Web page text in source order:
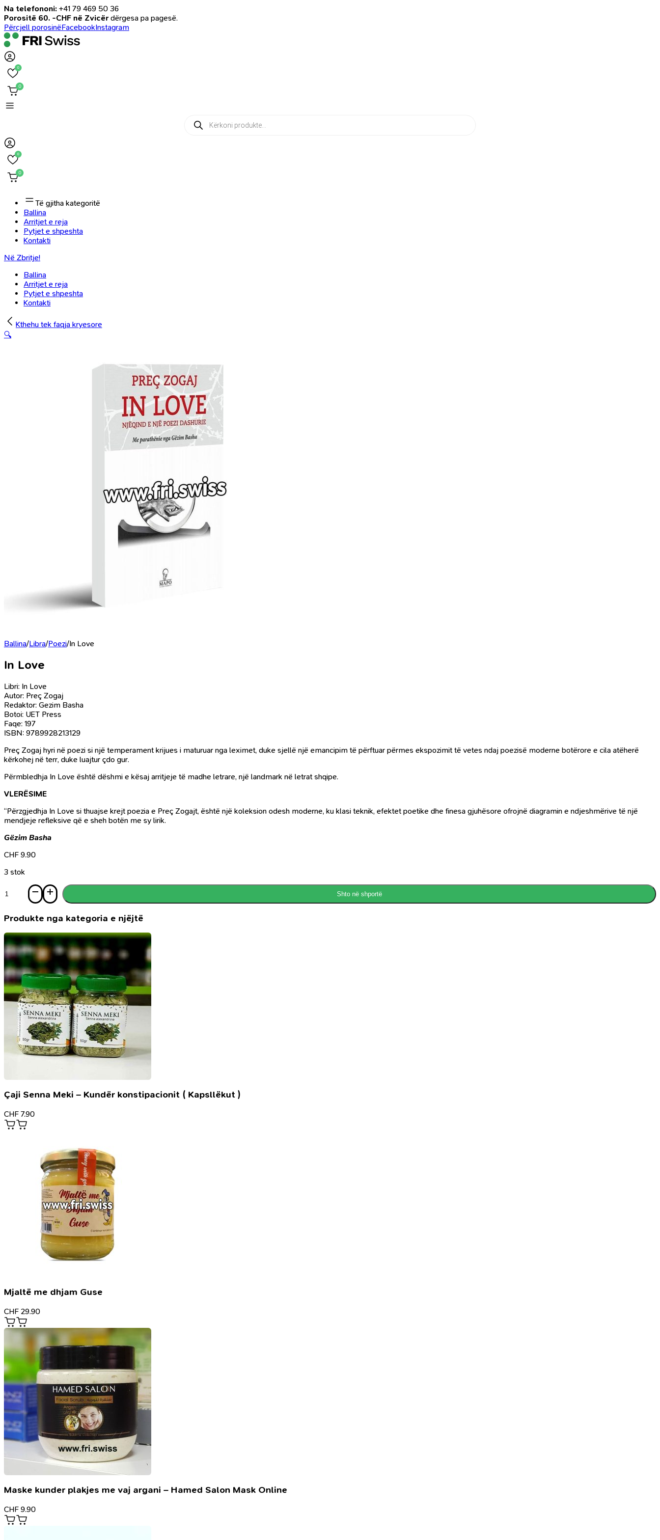
Na telefononi: +41 79 469 50 36
Porositë 60. -CHF në Zvicër dërgesa pa pagesë.
Përcjell porosinëFacebookInstagram
0
0
Products
search
0
0
Të gjitha kategoritë
Ballina
Arritjet e reja
Pytjet e shpeshta
Kontakti
Në Zbritje!
Ballina
Arritjet e reja
Pytjet e shpeshta
Kontakti
Kthehu tek faqja kryesore
🔍
Ballina/Libra/Poezi/In Love
In Love
Libri: In Love
Autor: Preç Zogaj
Redaktor: Gezim Basha
Botoi: UET Press
Faqe: 197
ISBN: 9789928213129
Preç Zogaj hyri në poezi si një temperament krijues i maturuar nga leximet, duke sjellë një emancipim të përftuar përmes ekspozimit të vetes ndaj poezisë moderne botërore e cila atëherë
kërkohej në terr, duke luajtur çdo gur.
Përmbledhja In Love është dëshmi e kësaj arritjeje të madhe letrare, një landmark në letrat shqipe.
VLERËSIME
“Përzgjedhja In Love si thuajse krejt poezia e Preç Zogajt, është një koleksion odesh moderne, ku klasi teknik, efektet poetike dhe finesa gjuhësore ofrojnë diagramin e ndjeshmërive të një
mendjeje refleksive që e sheh botën me sy lirik.
Gëzim Basha
CHF 9.90
3 stok
In
Shto në shportë
Produkte nga kategoria e njëjtë
Çaji Senna Meki – Kundër konstipacionit ( Kapsllëkut )
CHF 7.90
Mjaltë me dhjam Guse
CHF 29.90
Maske kunder plakjes me vaj argani – Hamed Salon Mask Online
CHF 9.90